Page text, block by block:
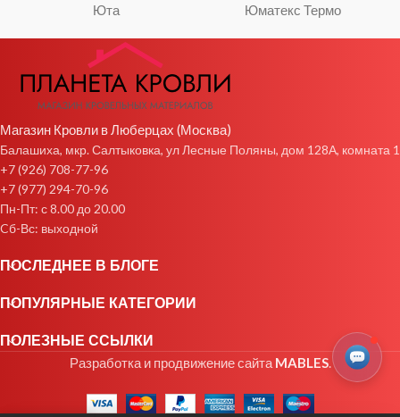
Юта Юматекс Термо
Магазин Кровли в Люберцах (Москва)
Балашиха, мкр. Салтыковка, ул Лесные Поляны, дом 128А, комната 1
+7 (926) 708-77-96
+7 (977) 294-70-96
Пн-Пт: с 8.00 до 20.00
Cб-Вс: выходной
ПОСЛЕДНЕЕ В БЛОГЕ
ПОПУЛЯРНЫЕ КАТЕГОРИИ
ПОЛЕЗНЫЕ ССЫЛКИ
Разработка и продвижение сайтаMABLES.